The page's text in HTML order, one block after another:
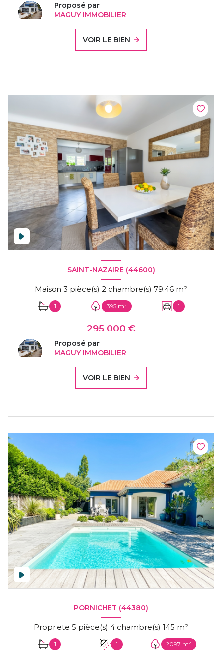
Proposé par
MAGUY IMMOBILIER
VOIR LE BIEN
SAINT-NAZAIRE (44600)
Maison 3 pièce(s) 2 chambre(s) 79.46 m²
1 395 m² 1
295 000 €
Proposé par
MAGUY IMMOBILIER
VOIR LE BIEN
PORNICHET (44380)
Propriete 5 pièce(s) 4 chambre(s) 145 m²
1 1 2097 m²